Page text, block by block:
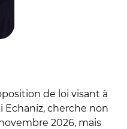
de loi visant à
Echaniz, cherche non
2026, mais